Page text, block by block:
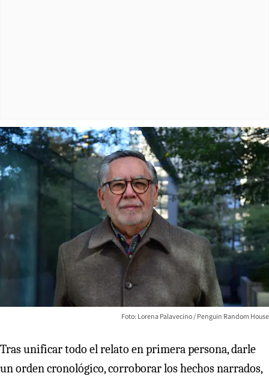
Foto: Lorena Palavecino / Penguin Random House
Tras unificar todo el relato en primera persona, darle
un orden cronológico, corroborar los hechos narrados,